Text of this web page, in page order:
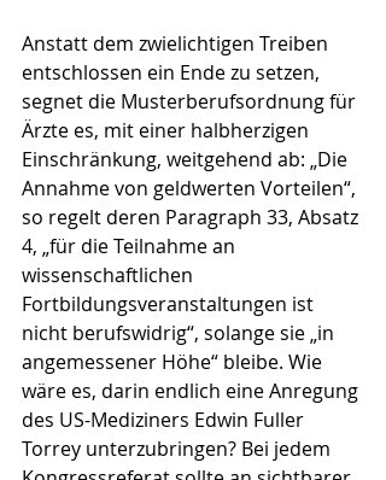
Anstatt dem zwielichtigen Treiben
entschlossen ein Ende zu setzen,
segnet die Musterberufsordnung für
Ärzte es, mit einer halbherzigen
Einschränkung, weitgehend ab: „Die
Annahme von geldwerten Vorteilen“,
so regelt deren Paragraph 33, Absatz
4, „für die Teilnahme an
wissenschaftlichen
Fortbildungsveranstaltungen ist
nicht berufswidrig“, solange sie „in
angemessener Höhe“ bleibe. Wie
wäre es, darin endlich eine Anregung
des US-Mediziners Edwin Fuller
Torrey unterzubringen? Bei jedem